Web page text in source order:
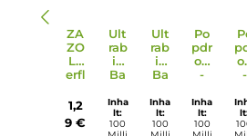
Infos zum Hersteller
Folgende Infos zum Hersteller sind
Bewertungen